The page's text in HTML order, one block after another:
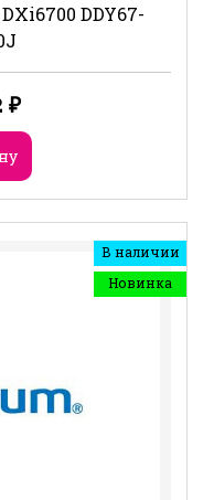
DDY67-
₽
В наличии
Новинка